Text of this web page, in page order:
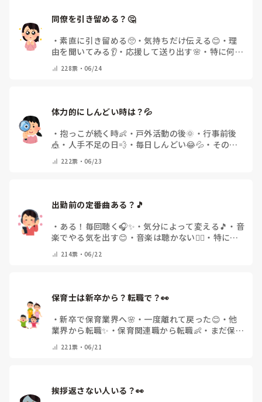
同僚を引き留める？🤔
・素直に引き留める🥺・気持ちだけ伝える😊 ・理
由を聞いてみる👂 ・ 応援して送り出す🌸 ・ 特に何も
言わない💭
228票・06/24
体力的にしんどい時は？💦
・ 抱っこが続く時👶 ・ 戸外活動の後🌞 ・行事前後
🎪 ・ 人手不足の日💨 ・ 毎日しんどい😂💦 ・ その他
(コメントで教えてください)
222票・06/23
出勤前の定番曲ある？🎵
・ ある！毎回聴く🎧✨ ・気分によって変える🎵 ・ 音
楽でやる気を出す😊 ・ 音楽は聴かない🙅‍♀️ ・ 特に決
まっていない🤔💭
さい)
214票・06/22
保育士は新卒から？転職で？👀
・新卒で保育業界へ🌸 ・ 一度離れて戻った😊 ・他
業界から転職✨ ・保育関連職から転職👶 ・ まだ保育
士ではない👀
221票・06/21
挨拶返さない人いる？👀